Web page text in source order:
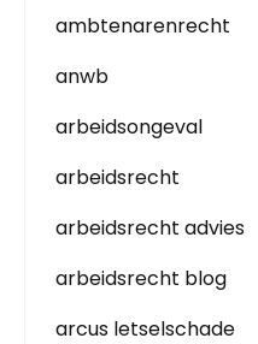
ambtenarenrecht
anwb
arbeidsongeval
arbeidsrecht
arbeidsrecht advies
arbeidsrecht blog
arcus letselschade